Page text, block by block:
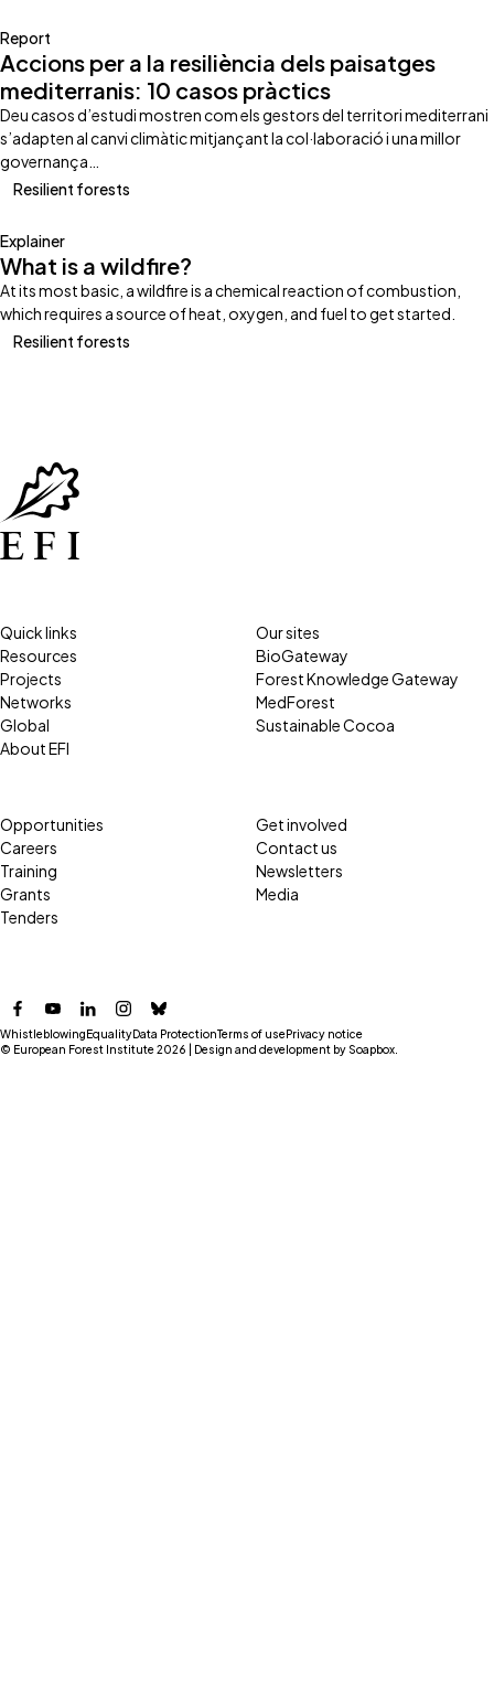
Report
Accions per a la resiliència dels paisatges
mediterranis: 10 casos pràctics
Deu casos d’estudi mostren com els gestors del territori mediterrani
s’adapten al canvi climàtic mitjançant la col·laboració i una millor
governança…
Resilient forests
Explainer
What is a wildfire?
At its most basic, a wildfire is a chemical reaction of combustion,
which requires a source of heat, oxygen, and fuel to get started.
Resilient forests
Facebook
YouTubeLinkedInInstagram
Bluesky
Quick links
Resources
Projects
Networks
Global
About EFI
Our sites
BioGateway
Forest Knowledge Gateway
MedForest
Sustainable Cocoa
Opportunities
Careers
Training
Grants
Tenders
Get involved
Contact us
Newsletters
Media
© European Forest Institute 2026 | Design and development by Soapbox
WhistleblowingEqualityData ProtectionTerms of usePrivacy notice